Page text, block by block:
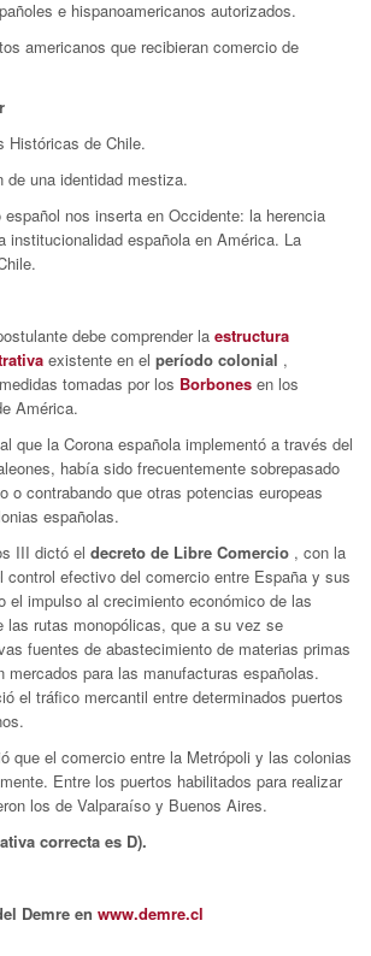
e hispanoamericanos autorizados.
americanos que recibieran comercio de
Históricas de Chile.
de una identidad mestiza.
español nos inserta en Occidente: la herencia
institucionalidad española en América. La
debe comprender la estructura
existente en el período colonial ,
tomadas por los Borbones en los
América.
que la Corona española implementó a través del
había sido frecuentemente sobrepasado
o contrabando que otras potencias europeas
españolas.
III dictó el decreto de Libre Comercio , con la
control efectivo del comercio entre España y sus
el impulso al crecimiento económico de las
las rutas monopólicas, que a su vez se
fuentes de abastecimiento de materias primas
mercados para las manufacturas españolas.
el tráfico mercantil entre determinados puertos
que el comercio entre la Metrópoli y las colonias
Entre los puertos habilitados para realizar
los de Valparaíso y Buenos Aires.
correcta es D).
Demre en www.demre.cl